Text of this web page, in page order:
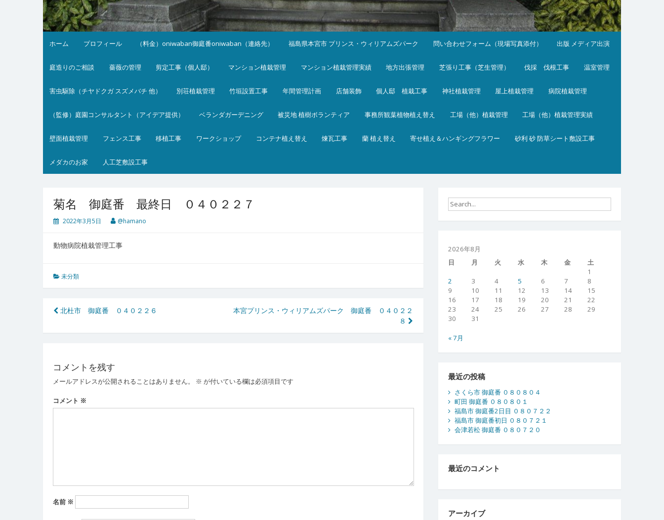
ホーム プロフィール （料金）oniwaban御庭番oniwaban（連絡先） 福島県本宮市 プリンス・ウィリアムズパーク 問い合わせフォーム（現場写真添付） 出版 メディア出演
庭造りのご相談 薔薇の管理 剪定工事（個人邸） マンション植栽管理 マンション植栽管理実績 地方出張管理 芝張り工事（芝生管理） 伐採 伐根工事 温室管理
害虫駆除（チヤドクガ スズメバチ 他） 別荘植栽管理 竹垣設置工事 年間管理計画 店舗装飾 個人邸 植栽工事 神社植栽管理 屋上植栽管理 病院植栽管理
（監修）庭園コンサルタント（アイデア提供） ベランダガーデニング 被災地 植樹ボランティア 事務所観葉植物植え替え 工場（他）植栽管理 工場（他）植栽管理実績
壁面植栽管理 フェンス工事 移植工事 ワークショップ コンテナ植え替え 煉瓦工事 蘭 植え替え 寄せ植え＆ハンギングフラワー 砂利 砂 防草シート敷設工事
メダカのお家 人工芝敷設工事
菊名 御庭番 最終日 ０４０２２７
2022年3月5日 @hamano
動物病院植栽管理工事
未分類
投
稿
ビ
ゲ
ー
シ
北杜市 御庭番 ０４０２２６
本宮プリンス・ウィリアムズパーク 御庭番 ０４０２２
８
コメントを残す
メールアドレスが公開されることはありません。 ※ が付いている欄は必須項目です
コメント ※
名前 ※
2026年8月
日
月 火 水 木 金
土
1
2
3 4 5 6 7
8
9
10 11 12 13 14
15
16
17 18 19 20 21
22
23
24 25 26 27 28
29
30
31
« 7月
最近の投稿
さくら市 御庭番 ０８０８０４
町田 御庭番 ０８０８０１
福島市 御庭番2日目 ０８０７２２
福島市 御庭番初日 ０８０７２１
会津若松 御庭番 ０８０７２０
最近のコメント
アーカイブ